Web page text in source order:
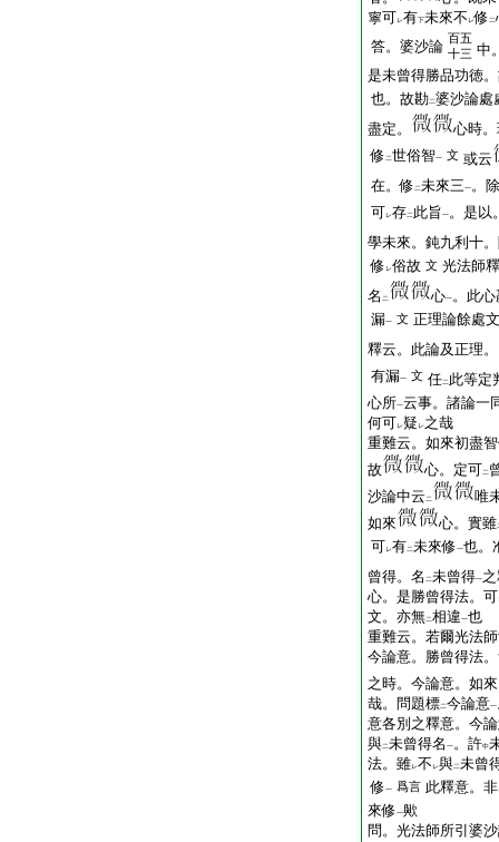
寧可レ有下未來不 レ修 二
答。婆沙論 百五
十三 中
是未曾得勝品功徳
也。故勘二婆沙論處
盡定。
心時
修 二世俗智一 文 或云
在。修 二未來三一。除
可レ存二 此旨一。是以
學未來。鈍九利十
修 レ俗故 文 光法師釋
名 二 心一。此
漏一 文 正理論餘處
釋云。此論及正理
有漏一 文 任二 此等定
心所一云事。諸論一
何可レ疑 レ之哉
重難云。如來初盡
故
心。定可二
沙論中云 二
唯
如來
心。實雖
可レ有二未來修一也。
曾得。名 二未曾得一
心。是勝曾得法。可
文。亦無二相違一也
重難云。若爾光法
今論意。勝曾得法
之時。今論意。如來
哉。問題標二今論意一
意各別之釋意。今
與二未曾得名 一。許中
法。雖レ不 レ與二未曾
修一 爲言 此釋意。非
來修一歟
問。光法師所引婆